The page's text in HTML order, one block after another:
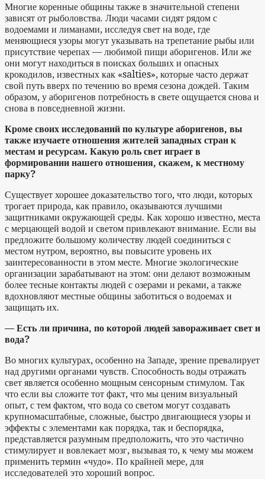
Многие коренные общины также в значительной степени
зависят от рыболовства. Люди часами сидят рядом с
водоемами и лиманами, исследуя свет на воде, где
меняющиеся узоры могут указывать на трепетание рыбы или
присутствие черепах — любимой пищи аборигенов. Или же
они могут находиться в поисках больших и опасных
крокодилов, известных как «salties», которые часто держат
свой путь вверх по течению во время сезона дождей. Таким
образом, у аборигенов потребность в свете ощущается снова и
снова в повседневной жизни.
Кроме своих исследований по культуре аборигенов, вы
также изучаете отношения жителей западных стран к
местам и ресурсам. Какую роль свет играет в
формировании нашего отношения, скажем, к местному
парку?
Существует хорошее доказательство того, что люди, которых
трогает природа, как правило, оказываются лучшими
защитниками окружающей среды. Как хорошо известно, места
с мерцающей водой и светом привлекают внимание. Если вы
предложите большому количеству людей соединиться с
местом нутром, вероятно, вы повысите уровень их
заинтересованности в этом месте. Многие экологические
организации зарабатывают на этом: они делают возможным
более тесные контакты людей с озерами и реками, а также
вдохновляют местные общины заботиться о водоемах и
защищать их.
— Есть ли причина, по которой людей завораживает свет и
вода?
Во многих культурах, особенно на Западе, зрение превалирует
над другими органами чувств. Способность воды отражать
свет является особенно мощным сенсорным стимулом. Так
что если вы сложите тот факт, что мы ценим визуальный
опыт, с тем фактом, что вода со светом могут создавать
крупномасштабные, сложные, быстро двигающиеся узоры и
эффекты с элементами как порядка, так и беспорядка,
представляется разумным предположить, что это частично
стимулирует и вовлекает мозг, вызывая то, к чему мы можем
применить термин «чудо». По крайней мере, для
исследователей это хороший вопрос.